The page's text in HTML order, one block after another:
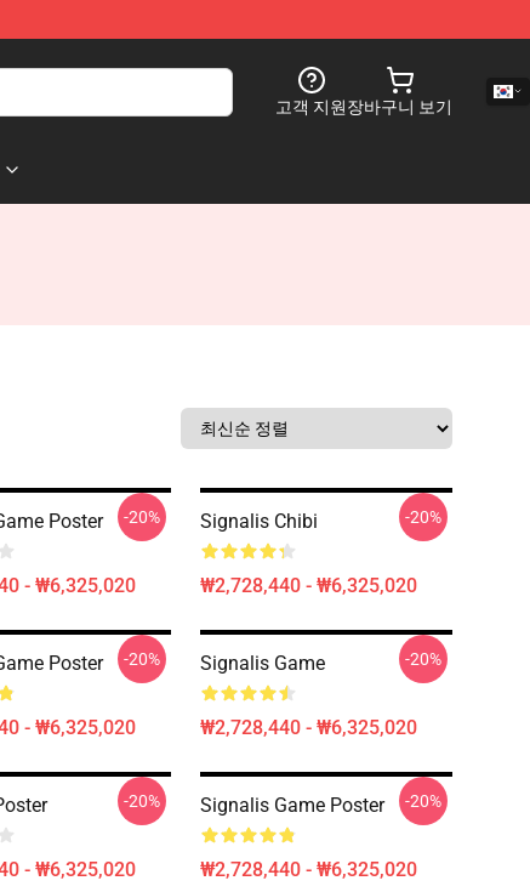
고객 지원장바구니 보기
Poster
- ₩6,325,020
-20% Signalis Chibi
₩2,728,440 - ₩6,325,020
-20%
Poster
- ₩6,325,020
-20% Signalis Game
₩2,728,440 - ₩6,325,020
-20%
- ₩6,325,020
-20% Signalis Game Poster
₩2,728,440 - ₩6,325,020
-20%